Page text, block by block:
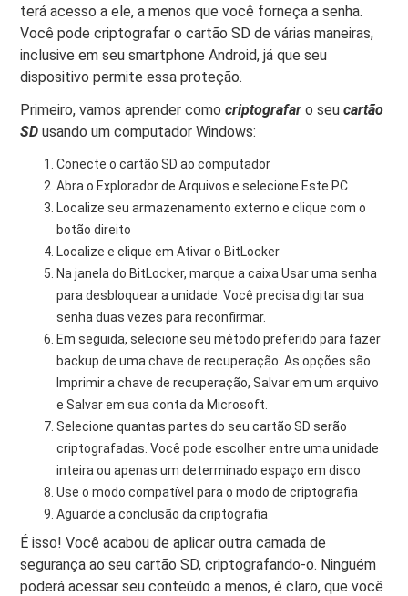
terá acesso a ele, a menos que você forneça a senha.
Você pode criptografar o cartão SD de várias maneiras,
inclusive em seu smartphone Android, já que seu
dispositivo permite essa proteção.
Primeiro, vamos aprender comocriptografar o seucartão
SD usando um computador Windows:
Conecte o cartão SD ao computador
Abra o Explorador de Arquivos e selecione Este PC
Localize seu armazenamento externo e clique com o
botão direito
Localize e clique em Ativar o BitLocker
Na janela do BitLocker, marque a caixa Usar uma senha
para desbloquear a unidade. Você precisa digitar sua
senha duas vezes para reconfirmar.
Em seguida, selecione seu método preferido para fazer
backup de uma chave de recuperação. As opções são
Imprimir a chave de recuperação, Salvar em um arquivo
e Salvar em sua conta da Microsoft.
Selecione quantas partes do seu cartão SD serão
criptografadas. Você pode escolher entre uma unidade
inteira ou apenas um determinado espaço em disco
Use o modo compatível para o modo de criptografia
Aguarde a conclusão da criptografia
É isso! Você acabou de aplicar outra camada de
segurança ao seu cartão SD, criptografando-o. Ninguém
poderá acessar seu conteúdo a menos, é claro, que você